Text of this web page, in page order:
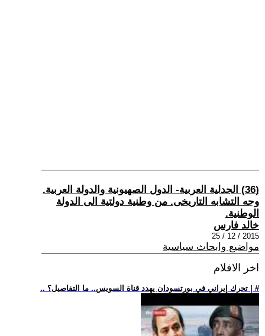
(36) الجدلية العربية- الدول الصهيونية والدولة العربية.
وجه التشابه التاريخى. من وطنية دولتية الى الدولة
الوطنية.
خالد فارس
2015 / 12 / 25
مواضيع وابحاث سياسية
اخر الافلام
.. تحرك إيراني في بورتسودان يهدد قناة السويس.. ما التفاصيل؟ | #